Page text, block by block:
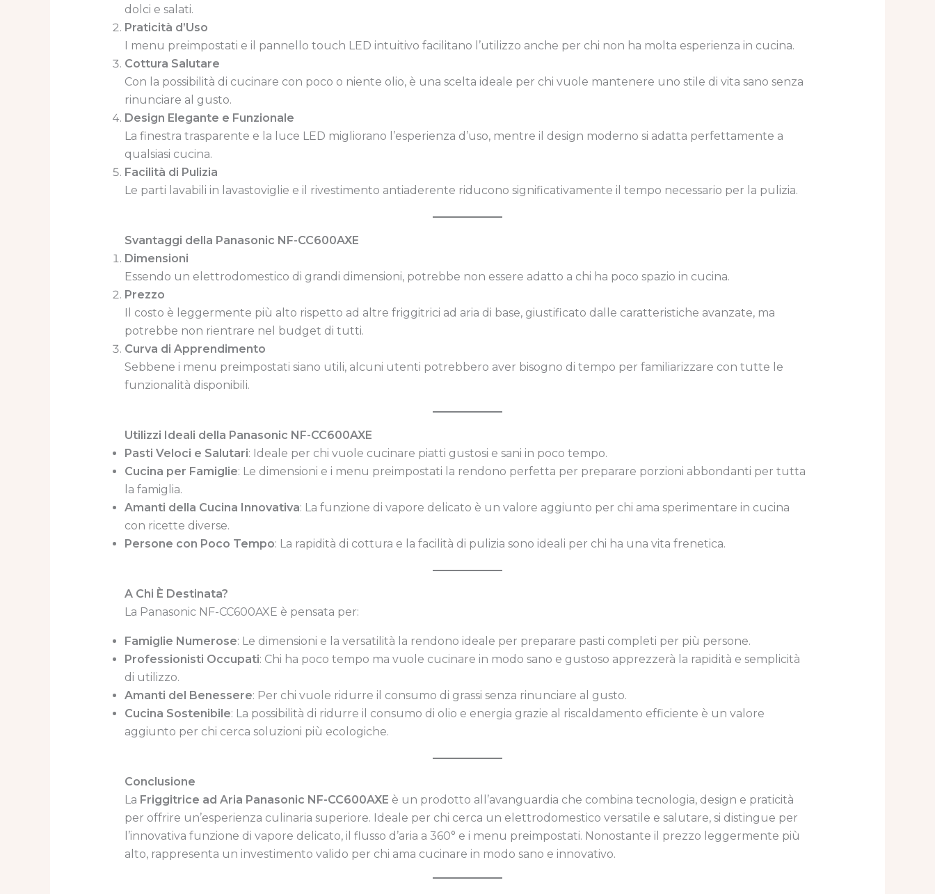
dolci e salati.
Praticità d’Uso
I menu preimpostati e il pannello touch LED intuitivo facilitano l’utilizzo anche per chi non ha molta esperienza in cucina.
Cottura Salutare
Con la possibilità di cucinare con poco o niente olio, è una scelta ideale per chi vuole mantenere uno stile di vita sano senza
rinunciare al gusto.
Design Elegante e Funzionale
La finestra trasparente e la luce LED migliorano l’esperienza d’uso, mentre il design moderno si adatta perfettamente a
qualsiasi cucina.
Facilità di Pulizia
Le parti lavabili in lavastoviglie e il rivestimento antiaderente riducono significativamente il tempo necessario per la pulizia.
Svantaggi della Panasonic NF-CC600AXE
Dimensioni
Essendo un elettrodomestico di grandi dimensioni, potrebbe non essere adatto a chi ha poco spazio in cucina.
Prezzo
Il costo è leggermente più alto rispetto ad altre friggitrici ad aria di base, giustificato dalle caratteristiche avanzate, ma
potrebbe non rientrare nel budget di tutti.
Curva di Apprendimento
Sebbene i menu preimpostati siano utili, alcuni utenti potrebbero aver bisogno di tempo per familiarizzare con tutte le
funzionalità disponibili.
Utilizzi Ideali della Panasonic NF-CC600AXE
Pasti Veloci e Salutari: Ideale per chi vuole cucinare piatti gustosi e sani in poco tempo.
Cucina per Famiglie: Le dimensioni e i menu preimpostati la rendono perfetta per preparare porzioni abbondanti per tutta
la famiglia.
Amanti della Cucina Innovativa: La funzione di vapore delicato è un valore aggiunto per chi ama sperimentare in cucina
con ricette diverse.
Persone con Poco Tempo: La rapidità di cottura e la facilità di pulizia sono ideali per chi ha una vita frenetica.
A Chi È Destinata?
La Panasonic NF-CC600AXE è pensata per:
Famiglie Numerose: Le dimensioni e la versatilità la rendono ideale per preparare pasti completi per più persone.
Professionisti Occupati: Chi ha poco tempo ma vuole cucinare in modo sano e gustoso apprezzerà la rapidità e semplicità
di utilizzo.
Amanti del Benessere: Per chi vuole ridurre il consumo di grassi senza rinunciare al gusto.
Cucina Sostenibile: La possibilità di ridurre il consumo di olio e energia grazie al riscaldamento efficiente è un valore
aggiunto per chi cerca soluzioni più ecologiche.
Conclusione
La Friggitrice ad Aria Panasonic NF-CC600AXE è un prodotto all’avanguardia che combina tecnologia, design e praticità
per offrire un’esperienza culinaria superiore. Ideale per chi cerca un elettrodomestico versatile e salutare, si distingue per
l’innovativa funzione di vapore delicato, il flusso d’aria a 360° e i menu preimpostati. Nonostante il prezzo leggermente più
alto, rappresenta un investimento valido per chi ama cucinare in modo sano e innovativo.